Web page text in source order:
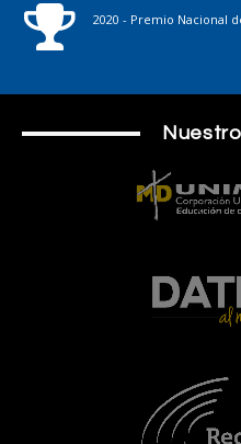
2020 - Premio Nacional